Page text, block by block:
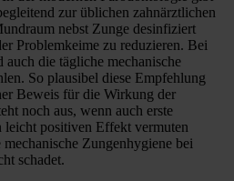
zur üblichen zahnärztlichen
nebst Zunge desinfiziert
Problemkeime zu reduzieren. Bei
die tägliche mechanische
So plausibel diese Empfehlung
Beweis für die Wirkung der
noch aus, wenn auch erste
leicht positiven Effekt vermuten
mechanische Zungenhygiene bei
schadet.